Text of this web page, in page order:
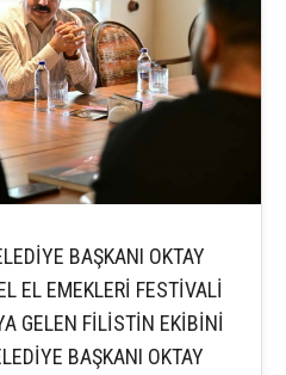
BAŞKANI OKTAY
EL EMEKLERİ FESTİVALİ
GELEN FİLİSTİN EKİBİNİ
BAŞKANI OKTAY